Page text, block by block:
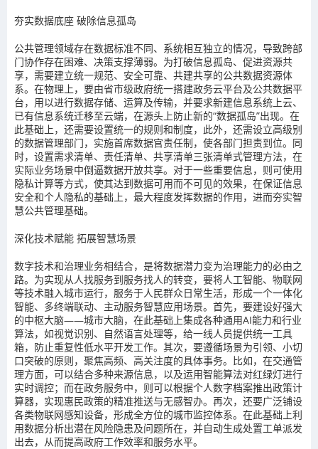
夯实数据底座 破除信息孤岛
公共管理领域存在数据标准不同、系统相互独立的情况，导致跨部
门协作存在困难、决策支撑薄弱。为打破信息孤岛、促进资源共
享，需要建立统一规范、安全可靠、共建共享的公共数据资源体
系。在物理上，要由省市级政府统一搭建政务云平台及公共数据平
台，用以进行数据存储、运算及传输，并要求新建信息系统上云、
已有信息系统迁移至云端，在源头上防止新的“数据孤岛”出现。在
此基础上，还需要设置统一的规则和制度，此外，还需设立高级别
的数据管理部门，实施首席数据官责任制，使各部门担责到位。同
时，设置需求清单、责任清单、共享清单三张清单式管理方法，在
实际业务场景中倒逼数据开放共享。对于一些重要信息，则可使用
隐私计算等方式，使其达到数据可用而不可见的效果，在保证信息
安全和个人隐私的基础上，最大程度发挥数据的作用，进而夯实智
慧公共管理基础。
深化技术赋能 拓展智慧场景
数字技术和治理业务相结合，是将数据潜力变为治理能力的必由之
路。为实现从人找服务到服务找人的转变，要将人工智能、物联网
等技术融入城市运行，服务于人民群众日常生活，形成一个一体化
智能、多终端联动、主动服务智慧应用场景。首先，要建设好强大
的中枢大脑——城市大脑，在此基础上集成各种通用AI能力和行业
算法，如视觉识别、自然语言处理等，给一线人员提供统一工具
箱，防止重复性低水平开发工作。其次，要遵循场景为引领、小切
口突破的原则，聚焦高频、高关注度的具体事务。比如，在交通管
理方面，可以结合多种来源信息，以及运用智能算法对红绿灯进行
实时调控；而在政务服务中，则可以根据个人数字档案推出政策计
算器，实现惠民政策的精准推送与无感智办。再次，还要广泛铺设
各类物联网感知设备，形成全方位的城市监控体系。在此基础上利
用数据分析出潜在风险隐患及问题所在，并自动生成处置工单派发
出去，从而提高政府工作效率和服务水平。